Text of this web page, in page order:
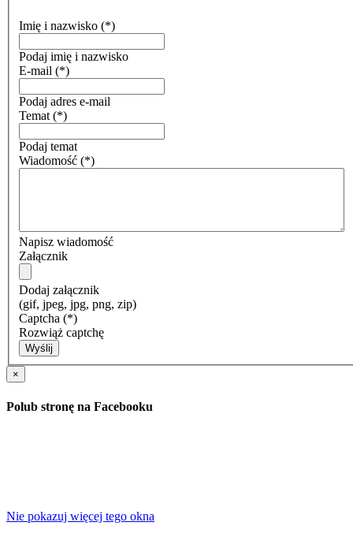
Imię i nazwisko (*)
Podaj imię i nazwisko
E-mail (*)
Podaj adres e-mail
Temat (*)
Podaj temat
Wiadomość (*)
Napisz wiadomość
Załącznik
Dodaj załącznik
(gif, jpeg, jpg, png, zip)
Captcha (*)
Rozwiąż captchę
Wyślij
×
Polub stronę na Facebooku
Nie pokazuj więcej tego okna